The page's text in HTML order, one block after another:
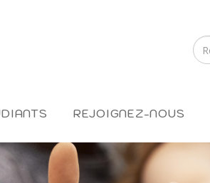
REJOIGNEZ-NOUS